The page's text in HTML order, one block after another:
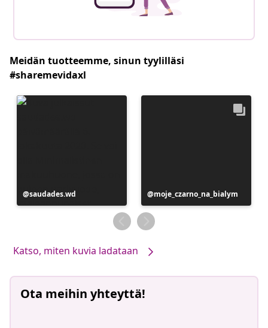
Meidän tuotteemme, sinun tyylilläsi
#sharemevidaxl
Julkaissut
saudades.wd Julkaissut
moje_czarno_na_bialym
Katso, miten kuvia ladataan
Ota meihin yhteyttä!